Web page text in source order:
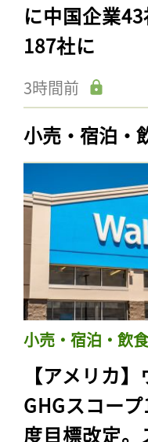
に中国企業
187社に
3時間前
小売・宿泊・
小売・宿泊・飲
【アメリカ
GHGスコー
度目標改定